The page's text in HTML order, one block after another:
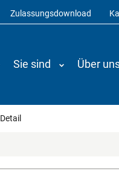
Zulassungsdownload
Sie sind Über
Detail